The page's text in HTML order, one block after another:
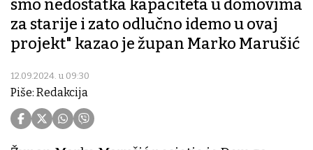
smo nedostatka kapaciteta u domovima
za starije i zato odlučno idemo u ovaj
projekt" kazao je župan Marko Marušić
12.09.2024. u 09:30
Piše: Redakcija